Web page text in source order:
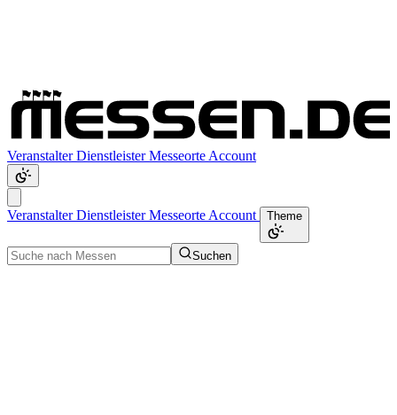
VeranstalterDienstleisterMesseorte Account
VeranstalterDienstleisterMesseorte Account Theme
Suchen